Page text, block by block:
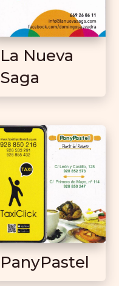
La Nueva
Saga
PanyPastel